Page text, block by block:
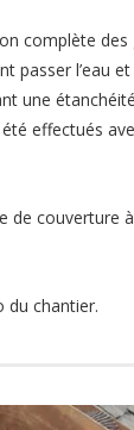
complète
passer l’eau
une
effectués
de couverture
du chantier.